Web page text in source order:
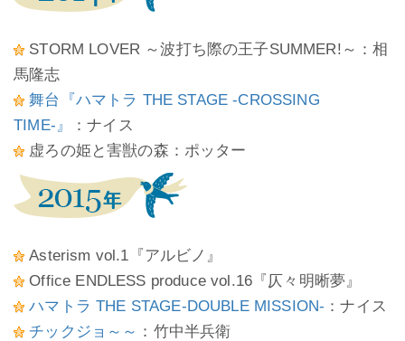
STORM LOVER ～波打ち際の王子SUMMER!～：相
馬隆志
舞台『ハマトラ THE STAGE -CROSSING
TIME-』
：ナイス
虚ろの姫と害獣の森：ポッター
Asterism vol.1『アルビノ』
Office ENDLESS produce vol.16『仄々明晰夢』
ハマトラ THE STAGE-DOUBLE MISSION- ：ナイス
チックジョ～～ ：竹中半兵衛